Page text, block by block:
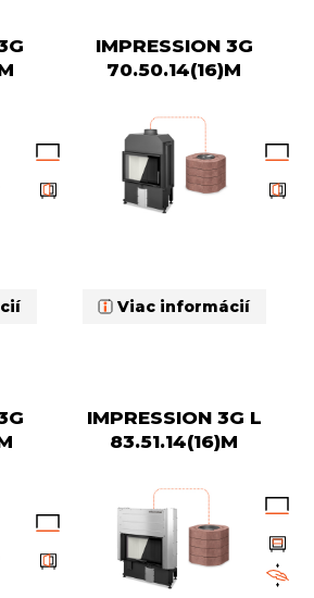
IMPRESSION 3G
70.50.14(16)M
Viac informácií
IMPRESSION 3G L
83.51.14(16)M